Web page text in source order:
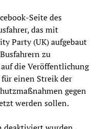
Seite des
das mit
Party (UK) aufgebaut
zu
die Veröffentlichung
einen Streik der
gegen
werden sollen.